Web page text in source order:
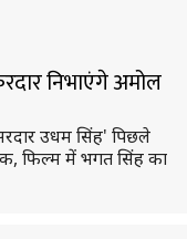
निभाएंगे अमोल
उधम सिंह' पिछले
फिल्म में भगत सिंह का